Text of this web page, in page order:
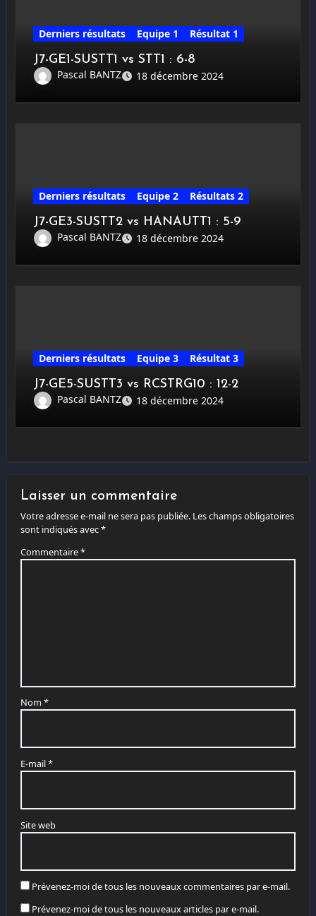
Derniers résultats Equipe 1
Résultat 1
J7-GE1-SUSTT1 vs STT1 : 6-8
Pascal BANTZ
18 décembre 2024
Derniers résultats Equipe 2
Résultats 2
J7-GE3-SUSTT2 vs HANAUTT1 : 5-9
Pascal BANTZ
18 décembre 2024
Derniers résultats Equipe 3
Résultat 3
J7-GE5-SUSTT3 vs RCSTRG10 : 12-2
Pascal BANTZ
18 décembre 2024
Laisser un commentaire
Votre adresse e-mail ne sera pas publiée. Les champs obligatoires
sont indiqués avec*
Commentaire*
Nom *
E-mail*
Site web
Prévenez-moi de tous les nouveaux commentaires par e-mail.
Prévenez-moi de tous les nouveaux articles par e-mail.